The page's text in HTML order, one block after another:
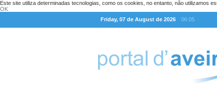
Este site utiliza determinadas tecnologias, como os cookies, no entanto, não utilizamos
OK
Friday, 07 de August de 2026
06:05